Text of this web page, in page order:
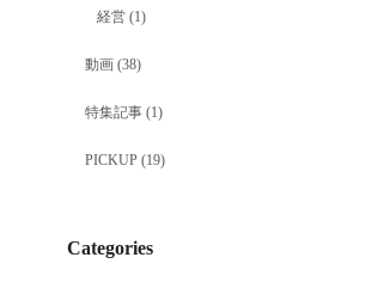
経営 (1)
動画 (38)
特集記事 (1)
PICKUP (19)
Categories